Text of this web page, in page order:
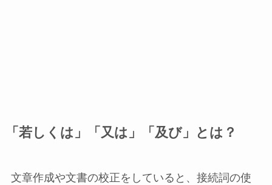
「若しくは」「又は」「及び」とは？
文章作成や文書の校正をしていると、接続詞の使